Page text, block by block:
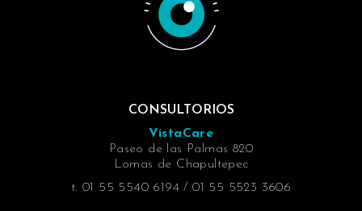
CONSULTORIOS
VistaCare
Paseo de las Palmas 820
Lomas de Chapultepec
t. 01 55 5540 6194 / 01 55 5523 3606